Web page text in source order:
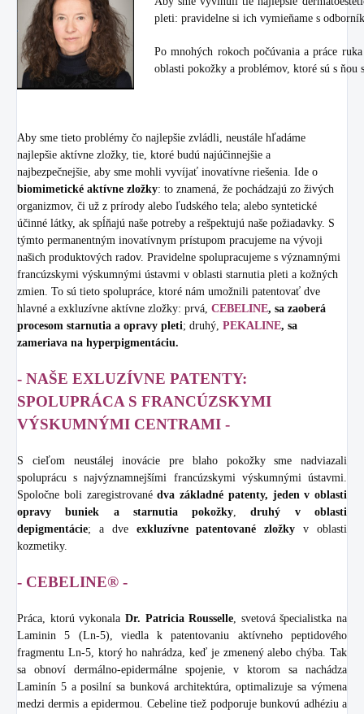
pleti: pravidelne si ich vymieňame s
Po mnohých rokoch počúvania a práce
oblasti pokožky a problémov, ktoré sú s ňou
Aby sme tieto problémy čo najlepšie zvládli, neustále hľadáme
najlepšie aktívne zložky, tie, ktoré budú najúčinnejšie a
najbezpečnejšie, aby sme mohli vyvíjať inovatívne riešenia. Ide o
biomimetické aktívne zložky: to znamená, že pochádzajú zo živých
organizmov, či už z prírody alebo ľudského tela; alebo syntetické
účinné látky, ak spĺňajú naše potreby a rešpektujú naše požiadavky. S
týmto permanentným inovatívnym prístupom pracujeme na vývoji
našich produktových radov. Pravidelne spolupracujeme s významnými
francúzskymi výskumnými ústavmi v oblasti starnutia pleti a kožných
zmien. To sú tieto spolupráce, ktoré nám umožnili patentovať dve
hlavné a exkluzívne aktívne zložky: prvá, CEBELINE, sa zaoberá
procesom starnutia a opravy pleti; druhý, PEKALINE, sa
zameriava na hyperpigmentáciu.
- NAŠE EXLUZÍVNE PATENTY:
SPOLUPRÁCA S FRANCÚZSKYMI
VÝSKUMNÝMI CENTRAMI -
S cieľom neustálej inovácie pre blaho pokožky sme nadviazali
spoluprácu s najvýznamnejšími francúzskymi výskumnými ústavmi.
Spoločne boli zaregistrovanédva základné patenty, jeden v oblasti
opravy buniek a starnutia pokožky,druhý v oblasti
depigmentácie; a dve exkluzívne patentované zložky v oblasti
kozmetiky.
- CEBELINE® -
Práca, ktorú vykonala Dr. Patricia Rousselle, svetová špecialistka na
Laminin 5 (Ln-5), viedla k patentovaniu aktívneho peptidového
fragmentu Ln-5, ktorý ho nahrádza, keď je zmenený alebo chýba. Tak
sa obnoví dermálno-epidermálne spojenie, v ktorom sa nachádza
Laminín 5 a posilní sa bunková architektúra, optimalizuje sa výmena
medzi dermis a epidermou. Cebeline tiež podporuje bunkovú adhéziu a